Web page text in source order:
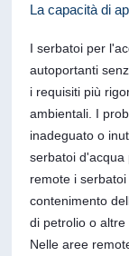
La capacità di
I serbatoi per
autoportanti
i requisiti più
ambientali. I
inadeguato o
serbatoi d'acqua
remote i
contenimento
di petrolio o altre
Nelle aree